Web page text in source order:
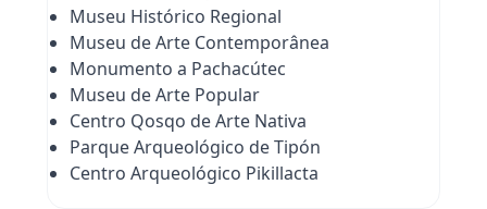
Museu Histórico Regional
Museu de Arte Contemporânea
Monumento a Pachacútec
Museu de Arte Popular
Centro Qosqo de Arte Nativa
Parque Arqueológico de Tipón
Centro Arqueológico Pikillacta